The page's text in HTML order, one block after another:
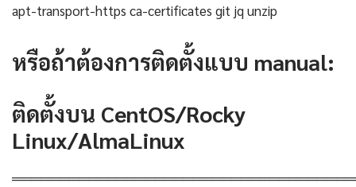
apt-transport-https ca-certificates git jq unzip
หรือถ้าต้องการติดตั้งแบบ manual:
ติดตั้งบน CentOS/Rocky
Linux/AlmaLinux